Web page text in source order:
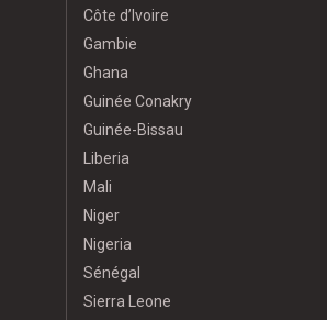
Côte d’Ivoire
Gambie
Ghana
Guinée Conakry
Guinée-Bissau
Liberia
Mali
Niger
Nigeria
Sénégal
Sierra Leone